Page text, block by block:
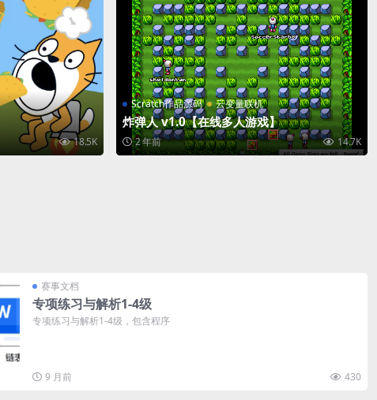
18.5K
Scratch作品源码 云变量联机
炸弹人 v1.0【在线多人游戏】
2 年前 14.7K
赛事文档
专项练习与解析1-4级
专项练习与解析1-4级，包含程序
9 月前 430